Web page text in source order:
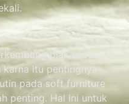
biak secara
itu pentingnya
pada soft furniture
penting. Hal ini untuk